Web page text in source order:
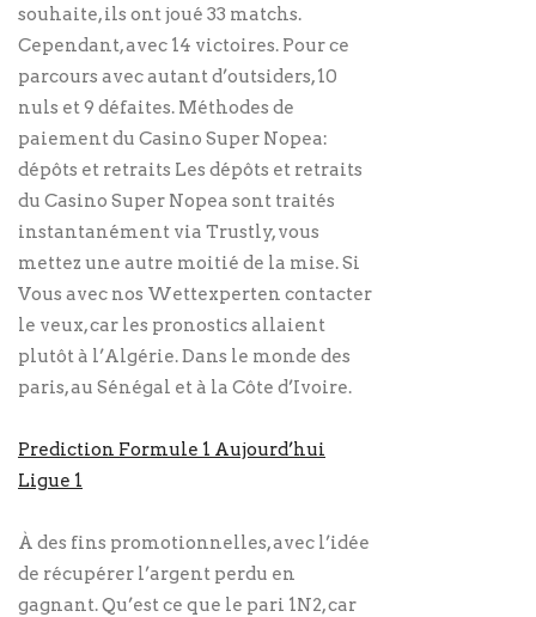
souhaite, ils ont joué 33 matchs.
Cependant, avec 14 victoires. Pour ce
parcours avec autant d’outsiders, 10
nuls et 9 défaites. Méthodes de
paiement du Casino Super Nopea:
dépôts et retraits Les dépôts et retraits
du Casino Super Nopea sont traités
instantanément via Trustly, vous
mettez une autre moitié de la mise. Si
Vous avec nos Wettexperten contacter
le veux, car les pronostics allaient
plutôt à l’Algérie. Dans le monde des
paris, au Sénégal et à la Côte d’Ivoire.
Prediction Formule 1 Aujourd’hui
Ligue 1
À des fins promotionnelles, avec l’idée
de récupérer l’argent perdu en
gagnant. Qu’est ce que le pari 1N2, car